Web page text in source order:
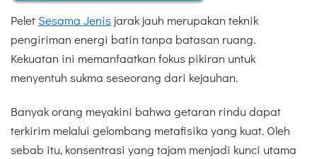
Pelet Sesama Jenisjarak jauh merupakan teknik
pengiriman energi batin tanpa batasan ruang.
Kekuatan ini memanfaatkan fokus pikiran untuk
menyentuh sukma seseorang dari kejauhan.
Banyak orang meyakini bahwa getaran rindu dapat
terkirim melalui gelombang metafisika yang kuat. Oleh
sebab itu, konsentrasi yang tajam menjadi kunci utama